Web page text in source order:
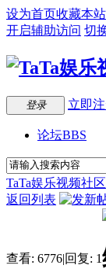
设为首页收藏本站
开启辅助访问 切
登录 立即
论坛BBS
TaTa娱乐视频社区
返回列表
查看: 6776|回复: 1